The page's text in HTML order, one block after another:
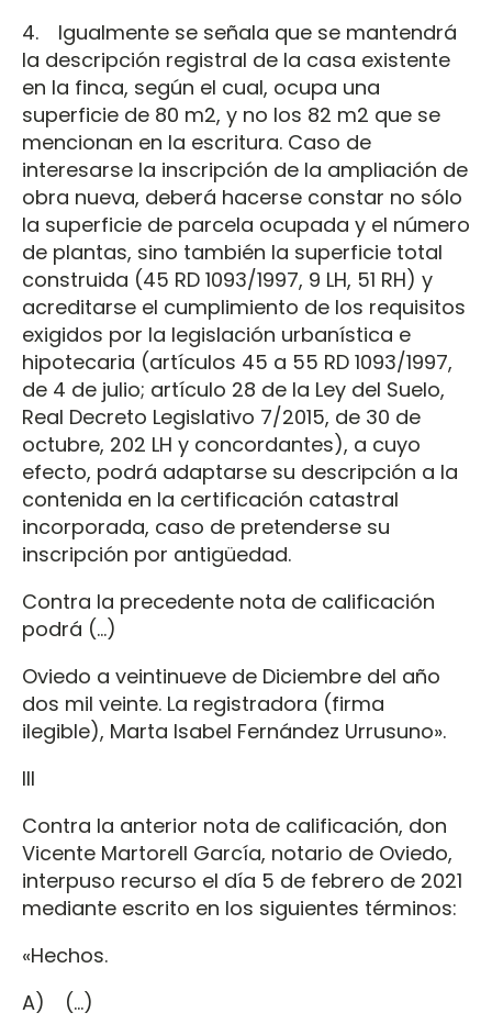
4. Igualmente se señala que se mantendrá
la descripción registral de la casa existente
en la finca, según el cual, ocupa una
superficie de 80 m2, y no los 82 m2 que se
mencionan en la escritura. Caso de
interesarse la inscripción de la ampliación de
obra nueva, deberá hacerse constar no sólo
la superficie de parcela ocupada y el número
de plantas, sino también la superficie total
construida (45 RD 1093/1997, 9 LH, 51 RH) y
acreditarse el cumplimiento de los requisitos
exigidos por la legislación urbanística e
hipotecaria (artículos 45 a 55 RD 1093/1997,
de 4 de julio; artículo 28 de la Ley del Suelo,
Real Decreto Legislativo 7/2015, de 30 de
octubre, 202 LH y concordantes), a cuyo
efecto, podrá adaptarse su descripción a la
contenida en la certificación catastral
incorporada, caso de pretenderse su
inscripción por antigüedad.
Contra la precedente nota de calificación
podrá (…)
Oviedo a veintinueve de Diciembre del año
dos mil veinte. La registradora (firma
ilegible), Marta Isabel Fernández Urrusuno».
III
Contra la anterior nota de calificación, don
Vicente Martorell García, notario de Oviedo,
interpuso recurso el día 5 de febrero de 2021
mediante escrito en los siguientes términos:
«Hechos.
A) (…)